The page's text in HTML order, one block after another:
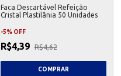
Faca Descartável Refeição
Cristal Plastilânia 50 Unidades
-5% OFF
R$4,39 R$4,62